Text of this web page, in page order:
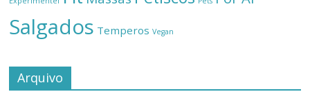
Salgados Temperos Vegan
Arquivo